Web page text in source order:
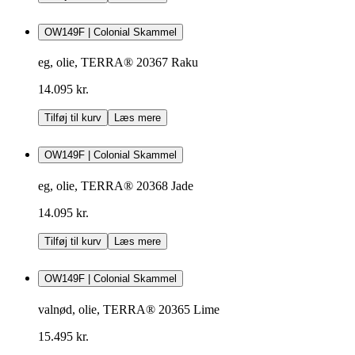
OW149F | Colonial Skammel
eg, olie, TERRA® 20367 Raku
14.095 kr.
Tilføj til kurv Læs mere
OW149F | Colonial Skammel
eg, olie, TERRA® 20368 Jade
14.095 kr.
Tilføj til kurv Læs mere
OW149F | Colonial Skammel
valnød, olie, TERRA® 20365 Lime
15.495 kr.